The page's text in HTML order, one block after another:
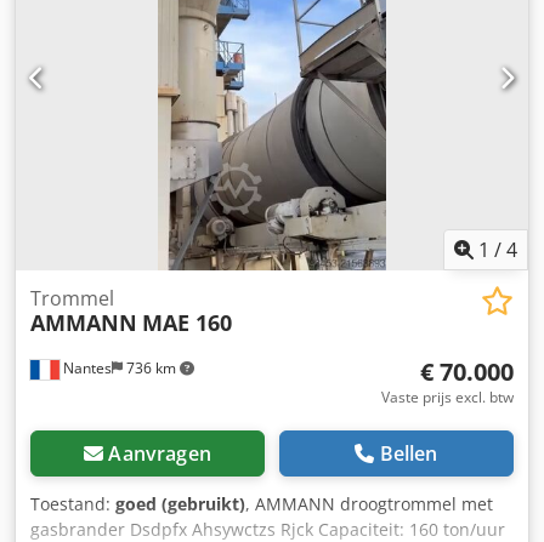
1 /4
Nantes 736 km
Trommel
AMMANN MAE 160
€ 70.000
Vaste prijs excl. btw
Aanvragen Bellen
Toestand: goed (gebruikt), AMMANN droogtrommel met
gasbrander Dsdpfx Ahsywctzs Rjck Capaciteit: 160 ton/uur